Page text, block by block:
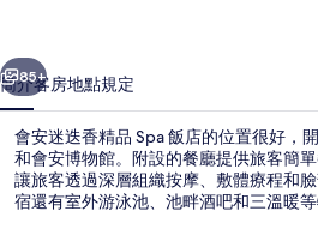
Spa
飯
店
的
個 下一個
85+
簡介客房地點規定
會安迷迭香精品 Spa 飯店的位置很好，
和會安博物館。附設的餐廳提供旅客簡
讓旅客透過深層組織按摩、敷體療程和
宿還有室外游泳池、池畔酒吧和三溫暖等